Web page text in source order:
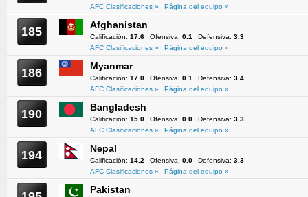
AFC Clasificaciones »
Página del equipo »
185 Afghanistan
Calificación: 17.6 Ofensiva: 0.1 Defensiva: 3.3
AFC Clasificaciones »
Página del equipo »
186 Myanmar
Calificación: 17.0 Ofensiva: 0.1 Defensiva: 3.4
AFC Clasificaciones »
Página del equipo »
190 Bangladesh
Calificación: 15.0 Ofensiva: 0.0 Defensiva: 3.3
AFC Clasificaciones »
Página del equipo »
194 Nepal
Calificación: 14.2 Ofensiva: 0.0 Defensiva: 3.3
AFC Clasificaciones »
Página del equipo »
Pakistan